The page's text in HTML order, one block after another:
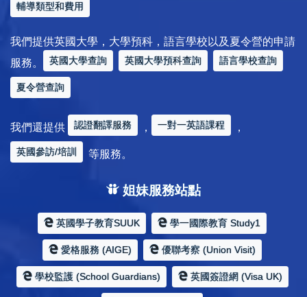
輔導類型和費用
我們提供英國大學，大學預科，語言學校以及夏令營的申請
服務。
英國大學查詢 英國大學預科查詢 語言學校查詢
夏令營查詢
我們還提供 認證翻譯服務 ， 一對一英語課程 ，
英國參訪/培訓 等服務。
姐妹服務站點
英國學子教育SUUK 學一國際教育 Study1
愛格服務 (AIGE) 優聯考察 (Union Visit)
學校監護 (School Guardians) 英國簽證網 (Visa UK)